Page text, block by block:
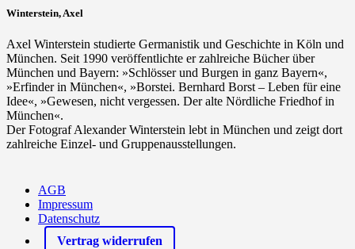
Winterstein, Axel
Axel Winterstein studierte Germanistik und Geschichte in Köln und
München. Seit 1990 veröffentlichte er zahlreiche Bücher über
München und Bayern: »Schlösser und Burgen in ganz Bayern«,
»Erfinder in München«, »Borstei. Bernhard Borst – Leben für eine
Idee«, »Gewesen, nicht vergessen. Der alte Nördliche Friedhof in
München«.
Der Fotograf Alexander Winterstein lebt in München und zeigt dort
zahlreiche Einzel- und Gruppenausstellungen.
AGB
Impressum
Datenschutz
Vertrag widerrufen